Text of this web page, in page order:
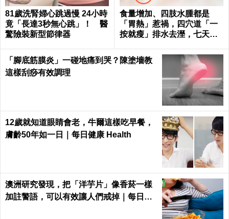
81歲洗腎婦心跳過慢 24小時
竟「長達3秒無心跳」！ 醫
驚險裝新型節律器
食量增加、四肢水腫都是
「胃熱」惹禍，四穴道「一
按就瘦」排水去溼，七天瘦
h
「腳底筋膜炎」一碰地痛到哭？陳塗墻教
這樣刮痧有效調理
12歲就知道眼睛會老，牛爾這樣吃早餐，
膚齡50年如一日｜每日健康 Health
澳洲研究發現，把「洋芋片」像香菸一樣
加註警語，可以有效讓人們戒掉｜每日健